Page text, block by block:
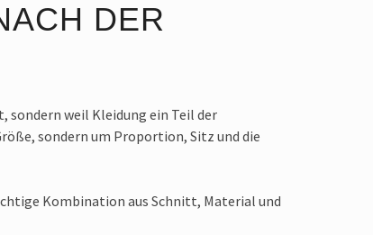
DER
sondern weil Kleidung ein Teil der
sondern um Proportion, Sitz und die
Kombination aus Schnitt, Material und